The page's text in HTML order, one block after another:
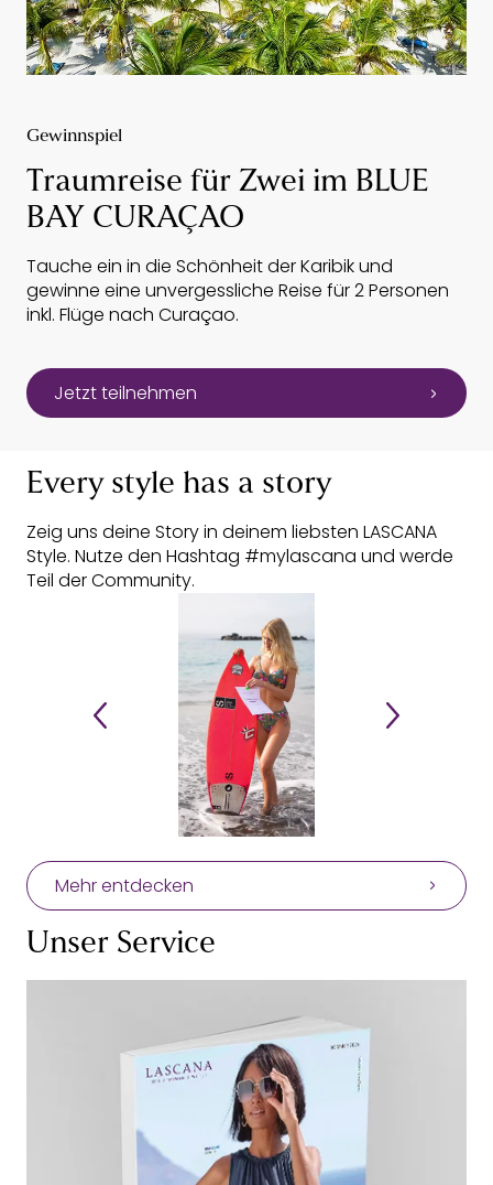
Gewinnspiel
Traumreise für Zwei im BLUE
BAY CURAÇAO
Tauche ein in die Schönheit der Karibik und
gewinne eine unvergessliche Reise für 2 Personen
inkl. Flüge nach Curaçao.
Jetzt teilnehmen
Every style has a story
Zeig uns deine Story in deinem liebsten LASCANA
Style. Nutze den Hashtag #mylascana und werde
Teil der Community.
Mehr entdecken
Unser Service